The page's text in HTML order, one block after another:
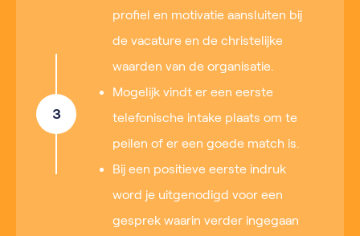
3
profiel en motivatie aansluiten bij
de vacature en de christelijke
waarden van de organisatie.
Mogelijk vindt er een eerste
telefonische intake plaats om te
peilen of er een goede match is.
Bij een positieve eerste indruk
word je uitgenodigd voor een
gesprek waarin verder ingegaan